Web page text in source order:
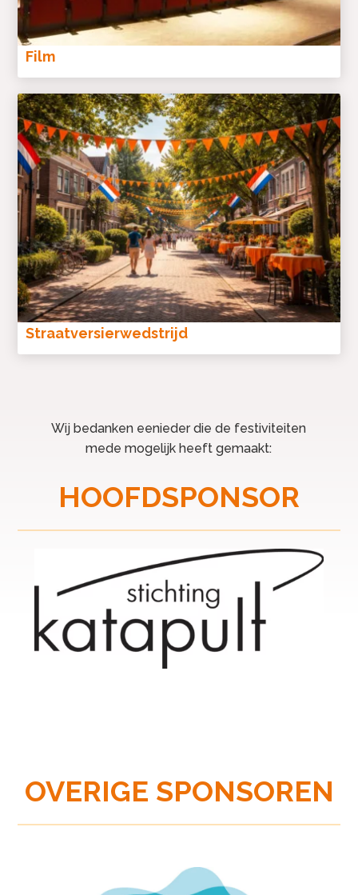
Film
Straatversierwedstrijd
Wij bedanken eenieder die de festiviteiten
mede mogelijk heeft gemaakt:
HOOFDSPONSOR
OVERIGE SPONSOREN